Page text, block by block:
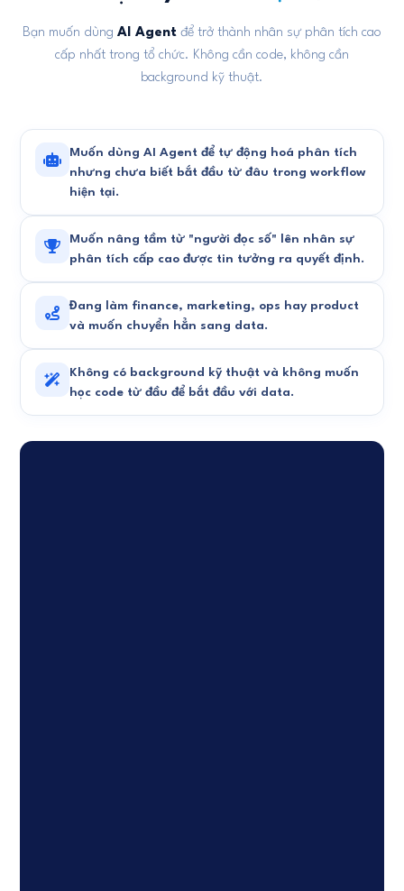
Bạn muốn dùng AI Agent để trở thành nhân sự phân tích cao
cấp nhất trong tổ chức. Không cần code, không cần
background kỹ thuật.
Muốn dùng AI Agent để tự động hoá phân tích
nhưng chưa biết bắt đầu từ đâu trong workflow
hiện tại.
Muốn nâng tầm từ "người đọc số" lên nhân sự
phân tích cấp cao được tin tưởng ra quyết định.
Đang làm finance, marketing, ops hay product
và muốn chuyển hẳn sang data.
Không có background kỹ thuật và không muốn
học code từ đầu để bắt đầu với data.